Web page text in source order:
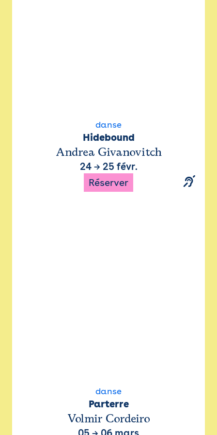
danse
Hidebound
Andrea Givanovitch
24→ 25 févr.
Réserver
danse
Parterre
Volmir Cordeiro